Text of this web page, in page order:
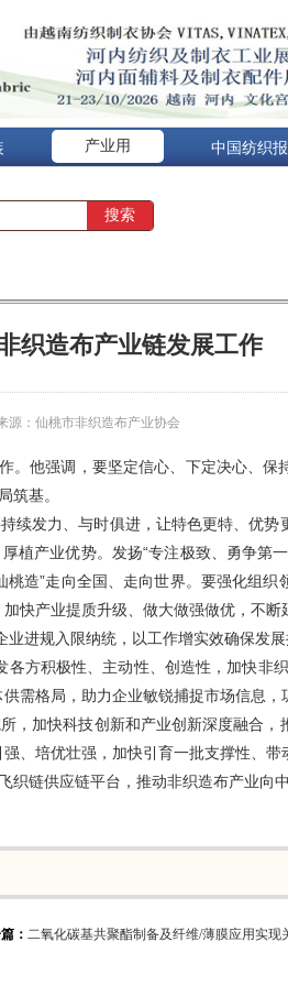
产业用 中国纺织报
织造布产业链发展工作
：仙桃市非织造布产业协会
他强调，要坚定信心、下定决心、保
筑基。
发力、与时俱进，让特色更特、优势
产业优势。发扬“专注极致、勇争第
造”走向全国、走向世界。要强化组
快产业提质升级、做大做强做优，不断
进规入限纳统，以工作增实效确保发展
方积极性、主动性、创造性，加快非
需格局，助力企业敏锐捕捉市场信息
，加快科技创新和产业创新深度融合
、培优壮强，加快引育一批支撑性、
链供应链平台，推动非织造布产业向中
： 二氧化碳基共聚酯制备及纤维/薄膜应用实现